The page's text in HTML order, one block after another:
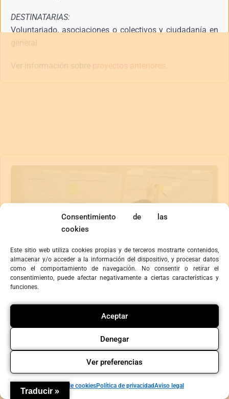
Consentimiento de las
cookies
Este sitio web utiliza cookies propias y de terceros mostrarte contenidos,
almacenar y/o acceder a la información del dispositivo, y procesar datos
como el comportamiento de navegación. No consentir o retirar el
consentimiento, puede afectar negativamente a ciertas características y
funciones.
Aceptar
Denegar
Ver preferencias
Política de cookiesPolítica de privacidadAviso legal
DESTINATARIAS:
Voluntariado, asociaciones o colectivos y ciudadanía en
general.
Ver información sobre proyectos anteriores
Traducir »